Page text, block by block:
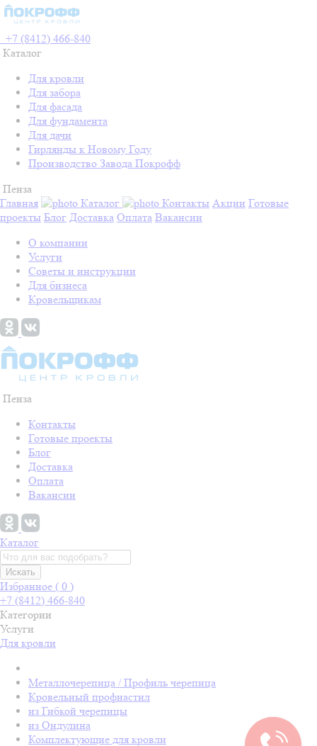
+7 (8412) 466-840
Каталог
Для кровли
Для забора
Для фасада
Для фундамента
Для дачи
Гирлянды к Новому Году
Производство Завода Покрофф
Пенза
Главная
Каталог Контакты Акции Готовые
проекты Блог Доставка Оплата Вакансии
О компании
Услуги
Советы и инструкции
Для бизнеса
Кровельщикам
Пенза
Контакты
Готовые проекты
Блог
Доставка
Оплата
Вакансии
Каталог
Искать
Избранное ( 0 )
+7 (8412) 466-840
Категории
Услуги
Для кровли
Металлочерепица / Профиль черепица
Кровельный профнастил
из Гибкой черепицы
из Ондулина
Комплектующие для кровли